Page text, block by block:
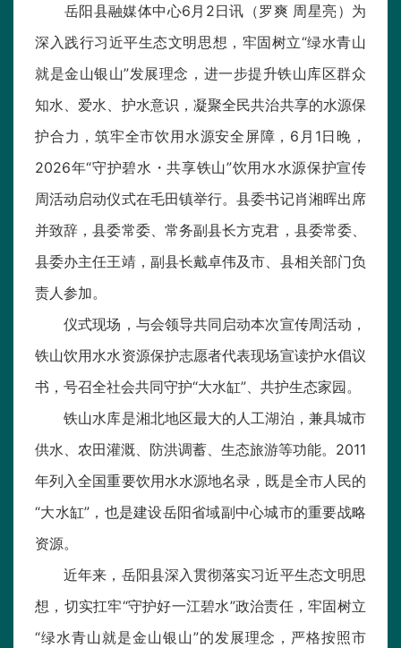
岳阳县融媒体中心6月2日讯（罗爽 周星亮）为
深入践行习近平生态文明思想，牢固树立“绿水青山
就是金山银山”发展理念，进一步提升铁山库区群众
知水、爱水、护水意识，凝聚全民共治共享的水源保
护合力，筑牢全市饮用水源安全屏障，6月1日晚，
2026年“守护碧水・共享铁山”饮用水水源保护宣传
周活动启动仪式在毛田镇举行。县委书记肖湘晖出席
并致辞，县委常委、常务副县长方克君，县委常委、
县委办主任王靖，副县长戴卓伟及市、县相关部门负
责人参加。
仪式现场，与会领导共同启动本次宣传周活动，
铁山饮用水水资源保护志愿者代表现场宣读护水倡议
书，号召全社会共同守护“大水缸”、共护生态家园。
铁山水库是湘北地区最大的人工湖泊，兼具城市
供水、农田灌溉、防洪调蓄、生态旅游等功能。2011
年列入全国重要饮用水水源地名录，既是全市人民的
“大水缸”，也是建设岳阳省域副中心城市的重要战略
资源。
近年来，岳阳县深入贯彻落实习近平生态文明思
想，切实扛牢“守护好一江碧水”政治责任，牢固树立
“绿水青山就是金山银山”的发展理念，严格按照市